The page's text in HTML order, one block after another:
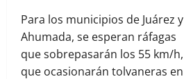
Para los municipios de Juárez y
Ahumada, se esperan ráfagas
que sobrepasarán los 55 km/h,
que ocasionarán tolvaneras en